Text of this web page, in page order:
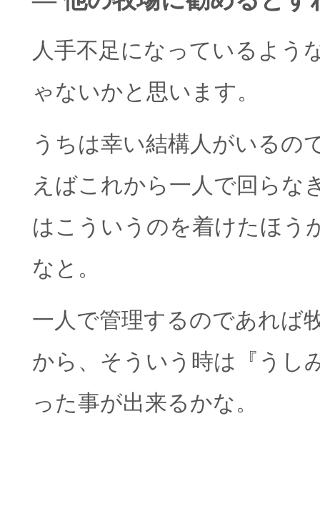
人手不足になっているよう
ゃないかと思います。
うちは幸い結構人がいるの
えばこれから一人で回らな
はこういうのを着けたほう
なと。
一人で管理するのであれば
から、そういう時は『うし
った事が出来るかな。